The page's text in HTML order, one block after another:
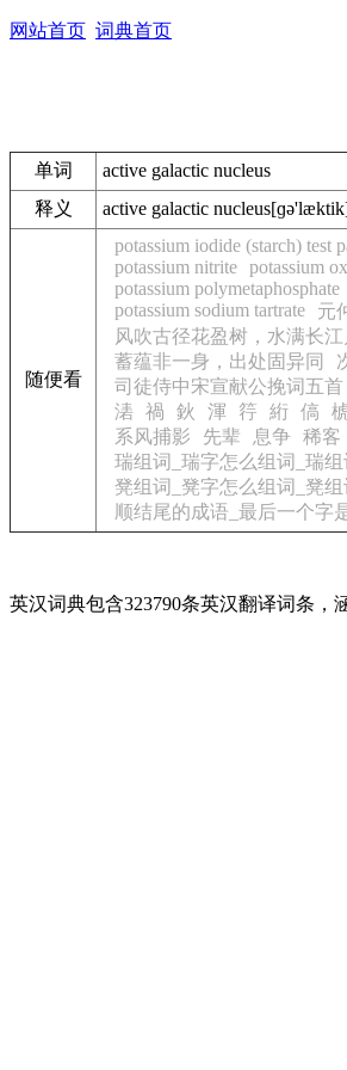
网站首页 词典首页
单词
active galactic nucleus
释义
active galactic
随便看
potassium iodide (starch) test
potassium nitrite potassium
potassium polymetaphosphate
potassium sodium tartrate
元
风吹古径花盈树，水满长江
蓄蕴非一身，出处固异同
司徒侍中宋宣献公挽词五首
湱 禍 鈥 渾 筕 絎 傐
系风捕影
先辈 息争 稀客
瑞组词_瑞字怎么组词_瑞
凳组词_凳字怎么组词_凳
顺结尾的成语_最后一个字
英汉词典包含323790条英汉翻译词条，